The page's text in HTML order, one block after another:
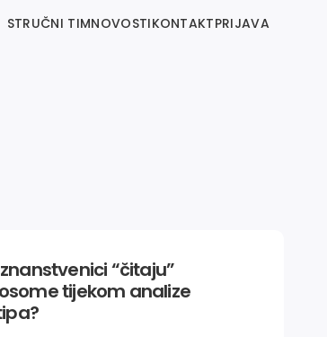
STRUČNI TIMNOVOSTIKONTAKTPRIJAVA
“čitaju”
tijekom analize